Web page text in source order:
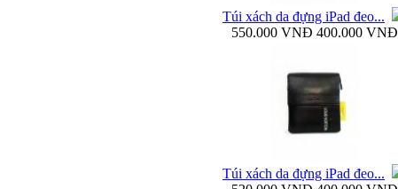
Ốp lưng samsung Galaxy S4 i9500 Baseus...
Túi xách da đựng iPad đeo...
550.000 VNĐ 400.000 VNĐ
Túi xách da đựng iPad đeo...